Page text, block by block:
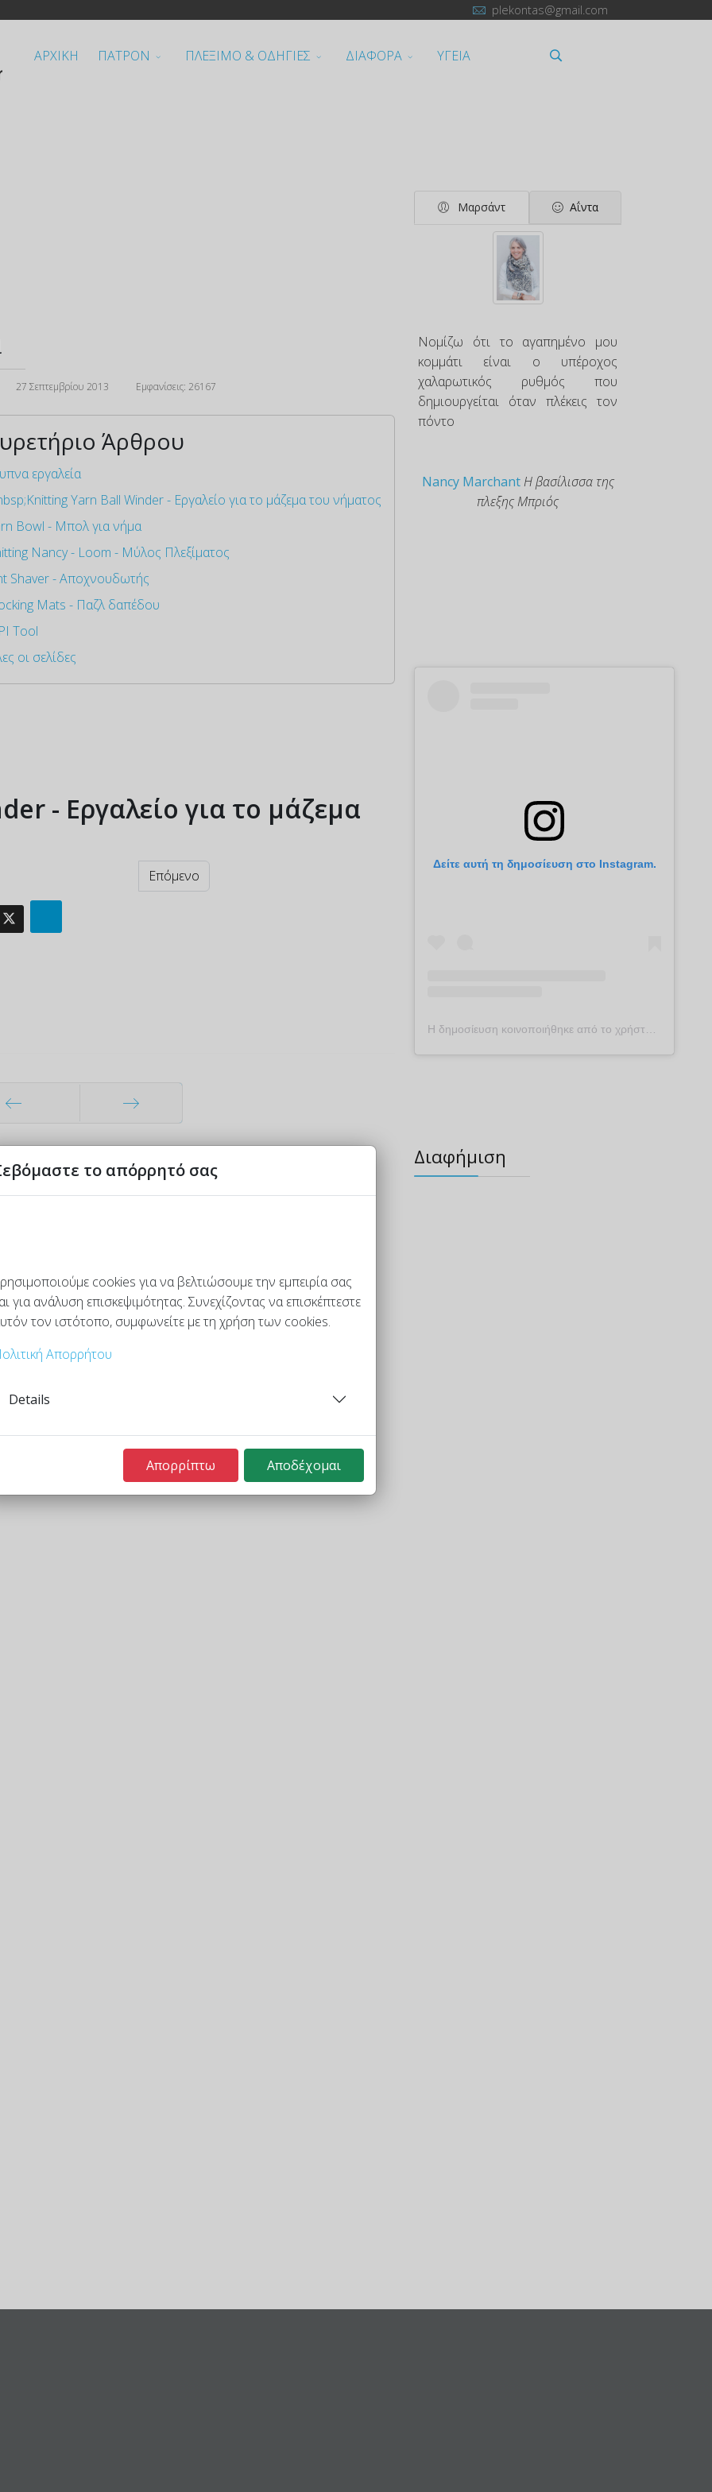
plekontas@gmail.com
ΑΡΧΙΚΗ ΠΑΤΡΟΝ ΠΛΕΞΙΜΟ & ΟΔΗΓΙΕΣ ΔΙΑΦΟΡΑ ΥΓΕΙΑ
27 Σεπτεμβρίου 2013 Εμφανίσεις: 26167
Άρθρου
εργαλεία
Yarn Ball Winder - Εργαλείο για το μάζεμα του νήματος
Bowl - Μπολ για νήμα
Nancy - Loom - Μύλος Πλεξίματος
Shaver - Αποχνουδωτής
Mats - Παζλ δαπέδου
Tool
οι σελίδες
- Εργαλείο για το μάζεμα
Επόμενο
Επόμενο
Μαρσάντ Αΐντα
Νομίζω ότι το αγαπημένο μου
κομμάτι είναι ο υπέροχος
χαλαρωτικός ρυθμός που
δημιουργείται όταν πλέκεις τον
πόντο
Nancy Marchant Η βασίλισσα της
πλεξης Μπριός
Δείτε αυτή τη δημοσίευση στο Instagram.
Διαφήμιση
το απόρρητό σας
cookies για να βελτιώσουμε την εμπειρία σας
για ανάλυση επισκεψιμότητας. Συνεχίζοντας να επισκέπτεστε
τον ιστότοπο, συμφωνείτε με τη χρήση των cookies.
Απορρήτου
Details
Απορρίπτω Αποδέχομαι